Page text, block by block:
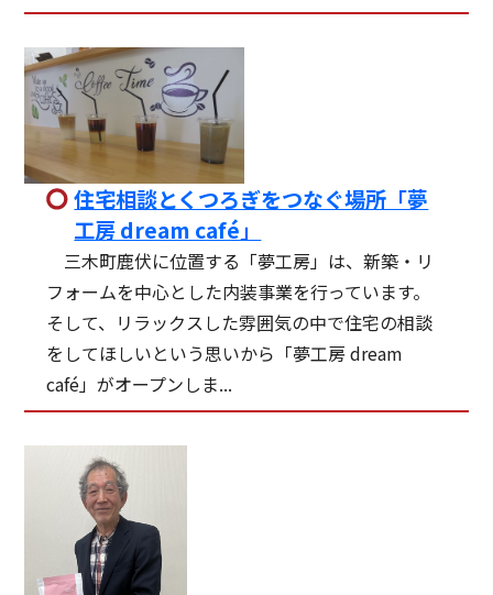
住宅相談とくつろぎをつなぐ場所「夢
工房 dream café」
三木町鹿伏に位置する「夢工房」は、新築・リ
フォームを中心とした内装事業を行っています。
そして、リラックスした雰囲気の中で住宅の相談
をしてほしいという思いから「夢工房 dream
café」がオープンしま...